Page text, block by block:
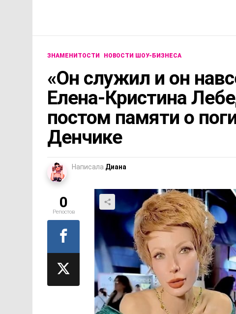
ЗНАМЕНИТОСТИ НОВОСТИ ШОУ-БИЗНЕСА
«Он служил и он
Елена-Кристина
постом памяти о
Денчике
Написала Диана
0
Репостов